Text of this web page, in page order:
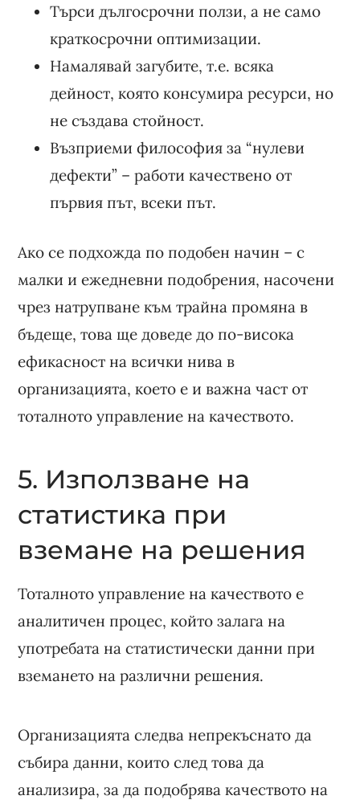
Търси дългосрочни ползи, а не само
краткосрочни оптимизации.
Намалявай загубите, т.е. всяка
дейност, която консумира ресурси, но
не създава стойност.
Възприеми философия за “нулеви
дефекти” – работи качествено от
първия път, всеки път.
Ако се подхожда по подобен начин – с
малки и ежедневни подобрения, насочени
чрез натрупване към трайна промяна в
бъдеще, това ще доведе до по-висока
ефикасност на всички нива в
организацията, което е и важна част от
тоталното управление на качеството.
5. Използване на
статистика при
вземане на решения
Тоталното управление на качеството е
аналитичен процес, който залага на
употребата на статистически данни при
вземането на различни решения.
Организацията следва непрекъснато да
събира данни, които след това да
анализира, за да подобрява качеството на